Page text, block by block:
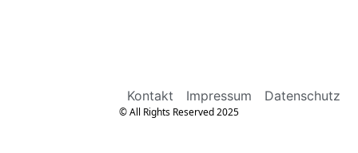
Kontakt Impressum Datenschutz
© All Rights Reserved 2025